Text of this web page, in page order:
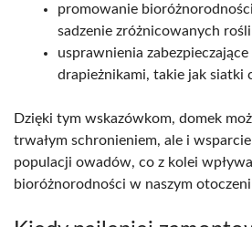
promowanie
sadzenie zróżnicowanych
usprawnienia zabezpieczające
drapieżnikami, takie jak siatki
Dzięki tym wskazówkom, domek
trwałym schronieniem, ale i
populacji owadów, co z kolei
bioróżnorodności w naszym